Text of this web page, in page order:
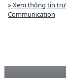
» Xem thông tin
Communication